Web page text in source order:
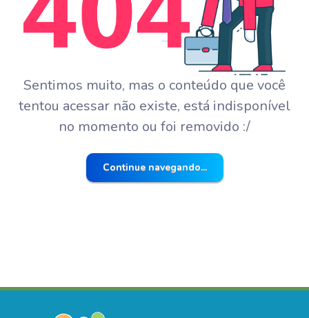
Sentimos muito, mas o conteúdo que você
tentou acessar não existe, está indisponível
no momento ou foi removido :/
Continue navegando...